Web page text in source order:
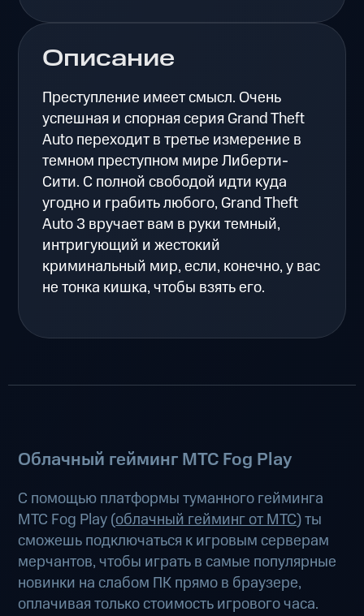
Описание
Преступление имеет смысл. Очень
успешная и спорная серия Grand Theft
Auto переходит в третье измерение в
темном преступном мире Либерти-
Сити. С полной свободой идти куда
угодно и грабить любого, Grand Theft
Auto 3 вручает вам в руки темный,
интригующий и жестокий
криминальный мир, если, конечно, у вас
не тонка кишка, чтобы взять его.
Облачный гейминг МТС Fog Play
С помощью платформы туманного гейминга
МТС Fog Play (облачный гейминг от МТС) ты
сможешь подключаться к игровым серверам
мерчантов, чтобы играть в самые популярные
новинки на слабом ПК прямо в браузере,
оплачивая только стоимость игрового часа.